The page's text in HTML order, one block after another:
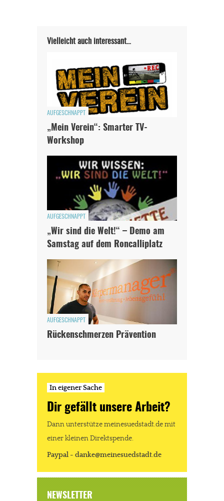
Paypal - danke@meinesuedstadt.de
JETZT SPENDEN Schon erledigt!
Vielleicht auch interessant…
AUFGESCHNAPPT
„Mein Verein“: Smarter TV-
Workshop
AUFGESCHNAPPT
„Wir sind die Welt!“ – Demo am
Samstag auf dem Roncalliplatz
AUFGESCHNAPPT
Rückenschmerzen Prävention
In eigener Sache
Dir gefällt unsere Arbeit?
Dann unterstütze meinesuedstadt.de mit
einer kleinen Direktspende.
Paypal - danke@meinesuedstadt.de
NEWSLETTER